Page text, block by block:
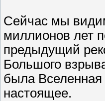
Сейчас мы
миллионов лет
предыдущий
Большого
была
настоящее.